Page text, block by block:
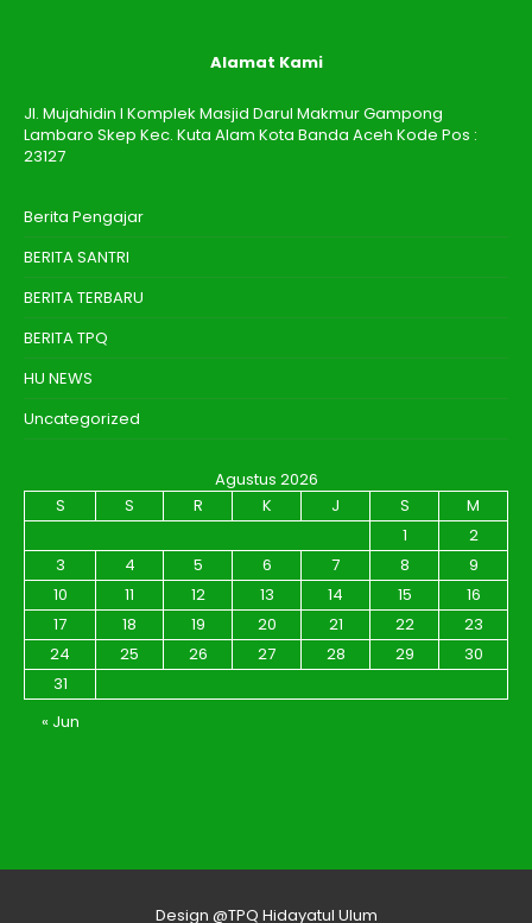
Alamat Kami
Jl. Mujahidin I Komplek Masjid Darul Makmur Gampong
Lambaro Skep Kec. Kuta Alam Kota Banda Aceh Kode Pos :
23127
Berita Pengajar
BERITA SANTRI
BERITA TERBARU
BERITA TPQ
HU NEWS
Uncategorized
Agustus 2026
S
S R K J S
M
1
2
3
4 5 6 7 8
9
10
11 12 13 14 15
16
17
18 19 20 21 22
23
24
25 26 27 28 29
30
31
« Jun
Design @TPQ Hidayatul Ulum